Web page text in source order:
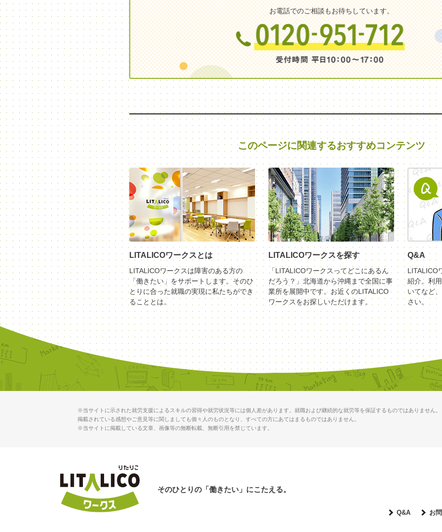
お電話でのご相談もお待ちしています。
このページに関連するおすすめコンテンツ
LITALICOワークスとは
LITALICOワークスは障害のある方の
「働きたい」をサポートします。そのひ
とりに合った就職の実現に私たちができ
ることとは。
LITALICOワークスを探す
「LITALICOワークスってどこにあるん
だろう？」北海道から沖縄まで全国に事
業所を展開中です。お近くのLITALICO
ワークスをお探しいただけます。
Q&A
LITALICO
紹介。利
いてなど
さい。
※当サイトに示された就労支援によるスキルの習得や就労状況等には個人差があります。就職および継続的な就労等を保証するものではありません。
掲載されている感想やご意見等に関しましても個々人のものとなり、すべての方にあてはまるものではありません。
※当サイトに掲載している文章、画像等の無断転載、無断引用を禁じています。
そのひとりの「働きたい」にこたえる。
Q&A お